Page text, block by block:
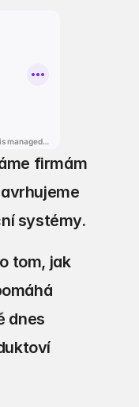
firmám
systémy.
tom, jak
dnes